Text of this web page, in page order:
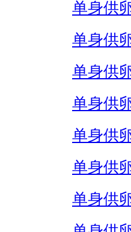
单身供
单身供
单身供
单身供
单身供
单身供
单身供